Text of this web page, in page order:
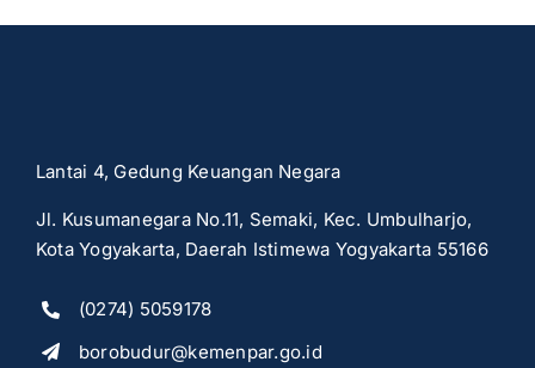
Lantai 4, Gedung Keuangan Negara
Jl. Kusumanegara No.11, Semaki, Kec. Umbulharjo,
Kota Yogyakarta, Daerah Istimewa Yogyakarta 55166
(0274) 5059178
borobudur@kemenpar.go.id